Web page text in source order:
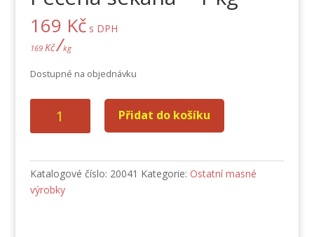
169 Kč s DPH
169 Kč/kg
Dostupné na objednávku
sekaná
kg
množství
Přidat do košíku
Katalogové číslo: 20041 Kategorie: Ostatní masné
výrobky